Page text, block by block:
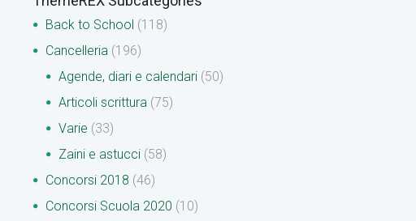
Back to School (118)
Cancelleria (196)
Agende, diari e calendari (50)
Articoli scrittura (75)
Varie (33)
Zaini e astucci (58)
Concorsi 2018 (46)
Concorsi Scuola 2020 (10)